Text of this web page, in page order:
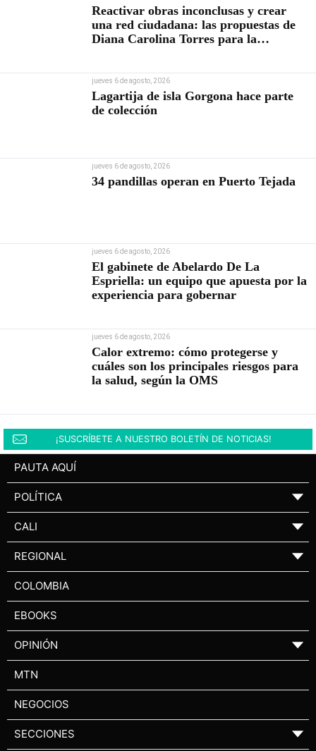
Reactivar obras inconclusas y crear
una red ciudadana: las propuestas de
Diana Carolina Torres para la
jueves 6 de agosto, 2026
Lagartija de isla Gorgona hace parte
de colección
jueves 6 de agosto, 2026
34 pandillas operan en Puerto Tejada
jueves 6 de agosto, 2026
El gabinete de Abelardo De La
Espriella: un equipo que apuesta por la
experiencia para gobernar
jueves 6 de agosto, 2026
Calor extremo: cómo protegerse y
cuáles son los principales riesgos para
la salud, según la OMS
¡SUSCRÍBETE A NUESTRO BOLETÍN DE NOTICIAS!
PAUTA AQUÍ
POLÍTICA ▼
CALI ▼
REGIONAL ▼
COLOMBIA
EBOOKS
OPINIÓN ▼
MTN
NEGOCIOS
SECCIONES ▼